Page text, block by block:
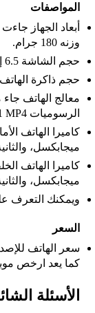
المواصفات
وزنه 180 جرام.
حجم الشاشة 6.5 إنش، ودقتها تبلغ 1080×2340 بكسل.
حجم ذاكرة الهاتف الداخلية 64
الرسوميات Mali-G51 MP4.
ميجابكسل، والثانية 2
ميجابكسل، والثانية دقتها
ويمكنك التعرف
السعر
كما يعد ارخص
الأسئلة